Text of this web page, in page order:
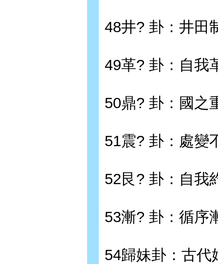
48井? 卦：井田
49革? 卦：自我
50鼎? 卦：國之
51震? 卦：處變
52艮? 卦：自我
53漸? 卦：循序
54歸妹卦：古代